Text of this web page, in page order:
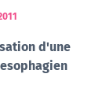
d'une